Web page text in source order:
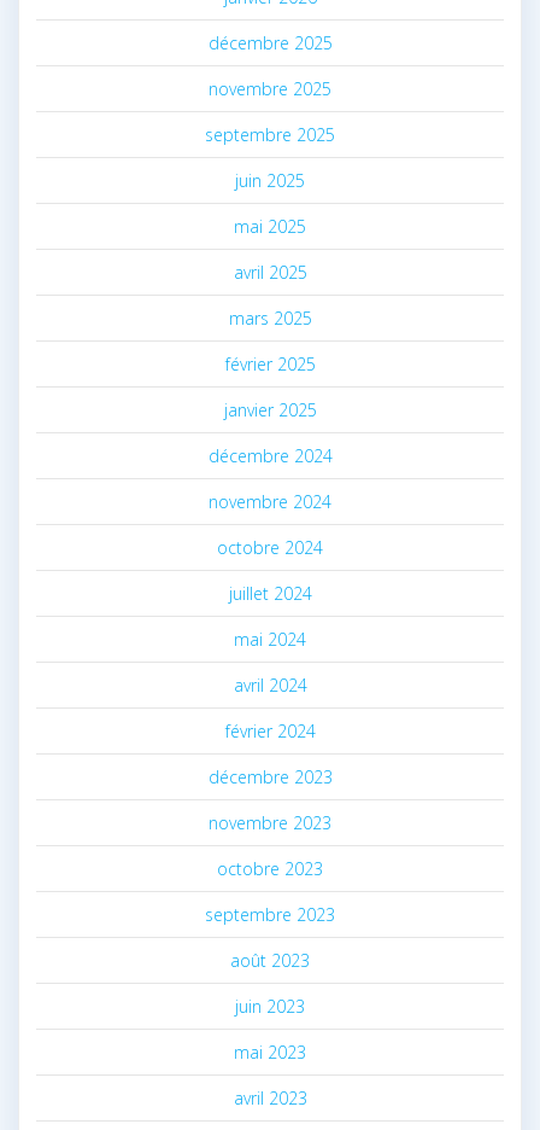
décembre 2025
novembre 2025
septembre 2025
juin 2025
mai 2025
avril 2025
mars 2025
février 2025
janvier 2025
décembre 2024
novembre 2024
octobre 2024
juillet 2024
mai 2024
avril 2024
février 2024
décembre 2023
novembre 2023
octobre 2023
septembre 2023
août 2023
juin 2023
mai 2023
avril 2023